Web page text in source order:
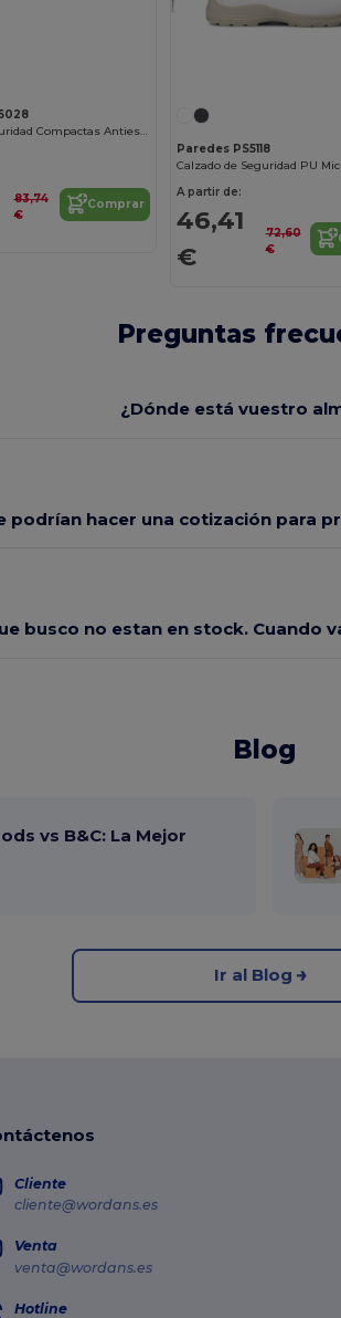
Botas de Seguridad Compactas Antiestáticas
83,74
€
Comprar
Paredes PS5118
A partir de:
46,41
€
72,60
€
Preguntas
¿Dónde está vuestro
podrían hacer una cotización para
busco no estan en stock. Cuando
Blog
vs B&C: La Mejor
Ir al Blog
Cliente
cliente@wordans.es
Venta
venta@wordans.es
Hotline